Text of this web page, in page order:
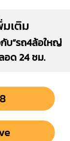
เติม
บ“รถ4ล้อใหญ่
อด 24 ชม.